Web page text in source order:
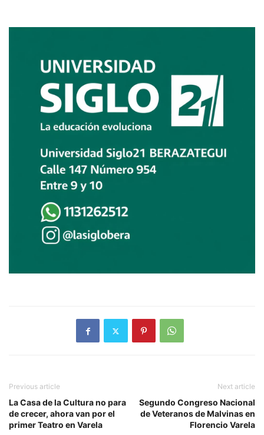
Previous article
La Casa de la Cultura no para
de crecer, ahora van por el
primer Teatro en Varela
Next article
Segundo Congreso Nacional
de Veteranos de Malvinas en
Florencio Varela